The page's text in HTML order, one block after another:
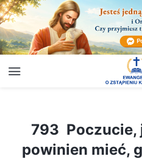
793 Poczucie,
powinien mieć,